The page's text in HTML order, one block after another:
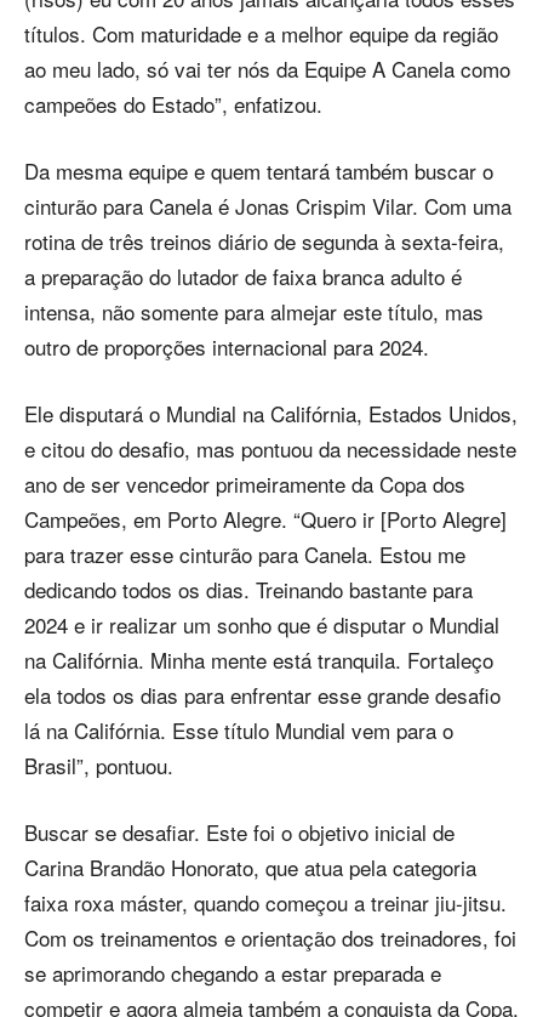
títulos. Com maturidade e a melhor equipe da região
ao meu lado, só vai ter nós da Equipe A Canela como
campeões do Estado”, enfatizou.
Da mesma equipe e quem tentará também buscar o
cinturão para Canela é Jonas Crispim Vilar. Com uma
rotina de três treinos diário de segunda à sexta-feira,
a preparação do lutador de faixa branca adulto é
intensa, não somente para almejar este título, mas
outro de proporções internacional para 2024.
Ele disputará o Mundial na Califórnia, Estados Unidos,
e citou do desafio, mas pontuou da necessidade neste
ano de ser vencedor primeiramente da Copa dos
Campeões, em Porto Alegre. “Quero ir [Porto Alegre]
para trazer esse cinturão para Canela. Estou me
dedicando todos os dias. Treinando bastante para
2024 e ir realizar um sonho que é disputar o Mundial
na Califórnia. Minha mente está tranquila. Fortaleço
ela todos os dias para enfrentar esse grande desafio
lá na Califórnia. Esse título Mundial vem para o
Brasil”, pontuou.
Buscar se desafiar. Este foi o objetivo inicial de
Carina Brandão Honorato, que atua pela categoria
faixa roxa máster, quando começou a treinar jiu-jitsu.
Com os treinamentos e orientação dos treinadores, foi
se aprimorando chegando a estar preparada e
competir e agora almeja também a conquista da Copa.